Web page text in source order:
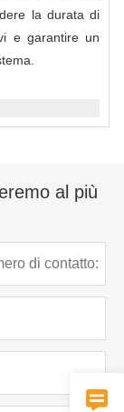
la durata di
e garantire un
al più
